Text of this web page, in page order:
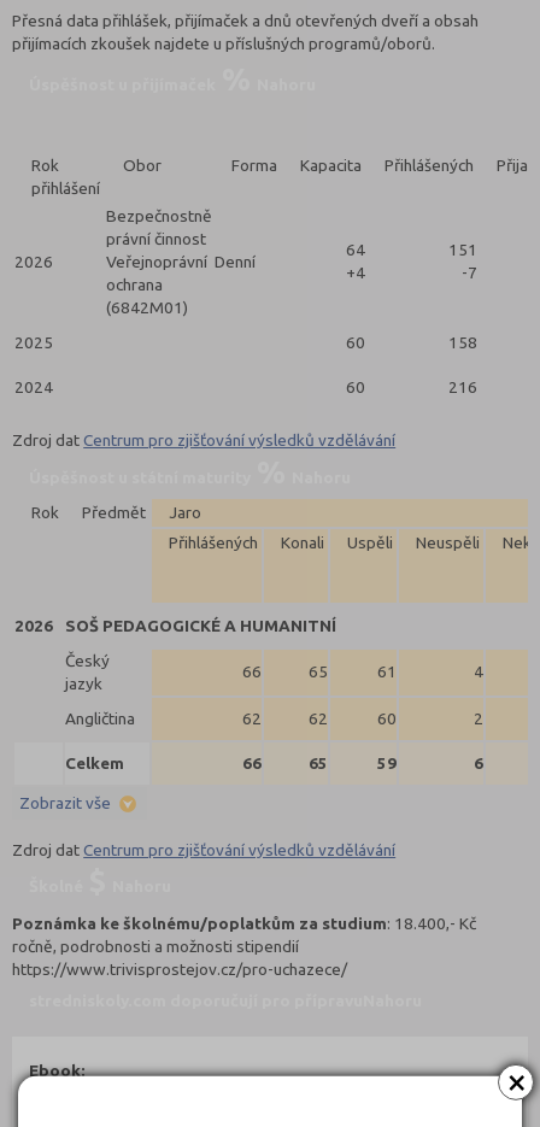
×
Přesná data přihlášek, přijímaček a dnů otevřených dveří a obsah
přijímacích zkoušek najdete u příslušných programů/oborů.
Rok
přihlášení
Obor Forma Kapacita Přihlášených
2026
Bezpečnostně
právní činnost
Veřejnoprávní
ochrana
(6842M01)
Denní
64
+4
151
-7
2025 60 158
2024 60 216
Zdroj datCentrum pro zjišťování výsledků vzdělávání
Rok
Předmět
Jaro
Přihlášených
Konali Uspěli Neuspěli
2026
SOŠ PEDAGOGICKÉ A HUMANITNÍ
Český
jazyk
66 65 61 4
Angličtina 62 62 60 2
Celkem 66 65 59 6
Zobrazit vše
Zdroj datCentrum pro zjišťování výsledků vzdělávání
Poznámka ke školnému/poplatkům za studium: 18.400,- Kč
ročně, podrobnosti a možnosti stipendií
https://www.trivisprostejov.cz/pro-uchazece/
Ebook: